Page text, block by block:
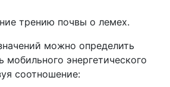
трению почвы о лемех.
можно определить
энергетического
соотношение: